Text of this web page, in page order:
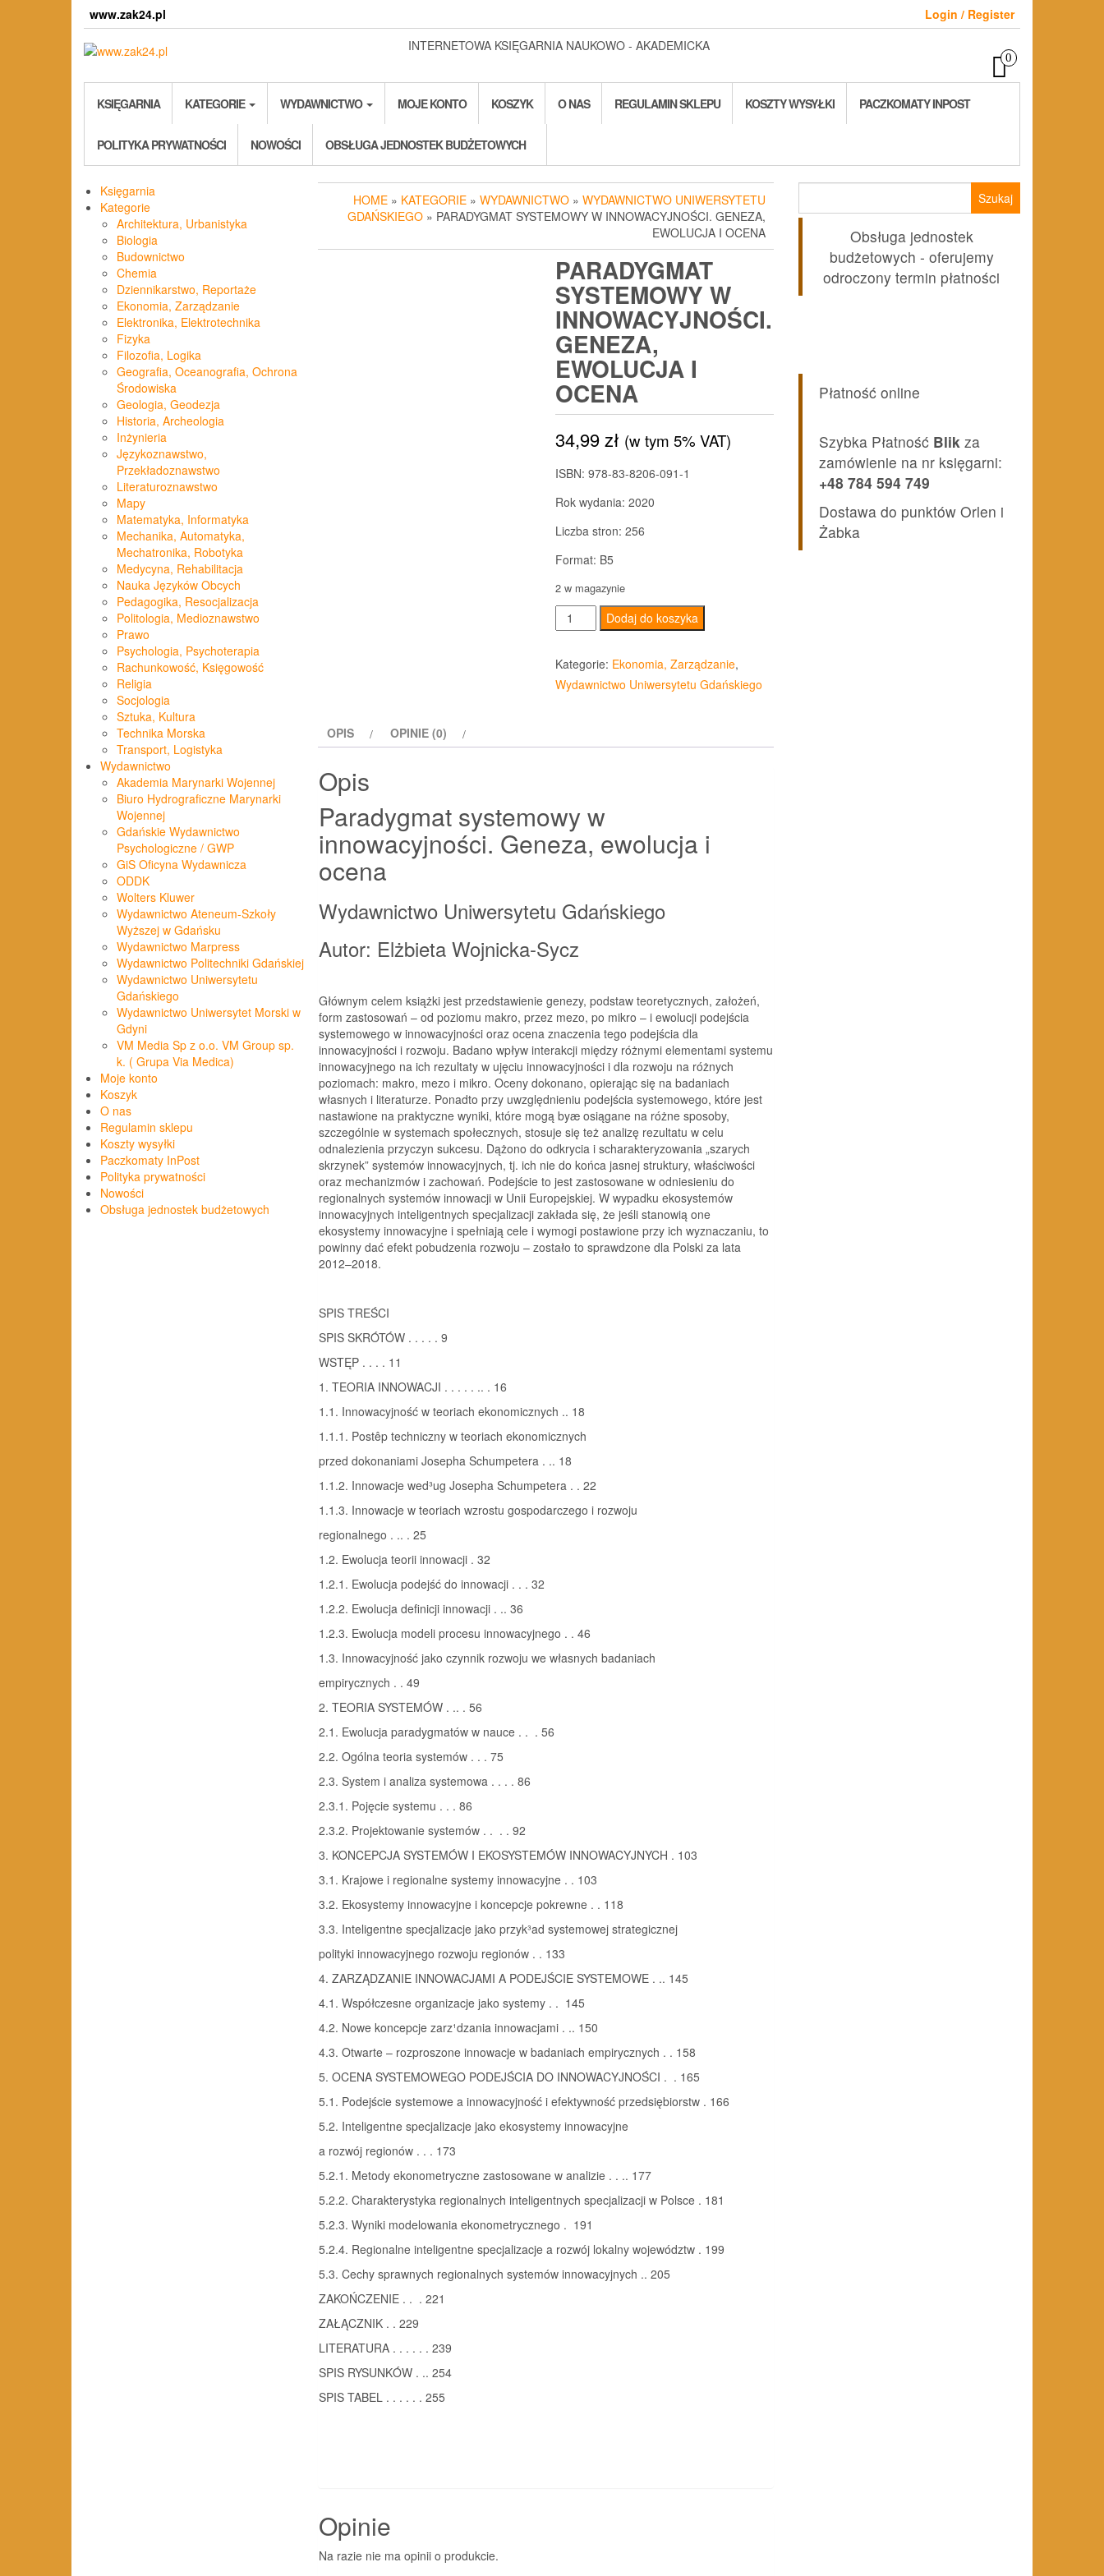
www.zak24.pl
Login / Register
INTERNETOWA KSIĘGARNIA NAUKOWO - AKADEMICKA
0
KSIĘGARNIA KATEGORIE WYDAWNICTWO MOJE KONTO KOSZYK O NAS REGULAMIN SKLEPU KOSZTY WYSYŁKI PACZKOMATY INPOST
POLITYKA PRYWATNOŚCI NOWOŚCI OBSŁUGA JEDNOSTEK BUDŻETOWYCH
Księgarnia
Kategorie
Architektura, Urbanistyka
Biologia
Budownictwo
Chemia
Dziennikarstwo, Reportaże
Ekonomia, Zarządzanie
Elektronika, Elektrotechnika
Fizyka
Filozofia, Logika
Geografia, Oceanografia, Ochrona
Środowiska
Geologia, Geodezja
Historia, Archeologia
Inżynieria
Językoznawstwo,
Przekładoznawstwo
Literaturoznawstwo
Mapy
Matematyka, Informatyka
Mechanika, Automatyka,
Mechatronika, Robotyka
Medycyna, Rehabilitacja
Nauka Języków Obcych
Pedagogika, Resocjalizacja
Politologia, Medioznawstwo
Prawo
Psychologia, Psychoterapia
Rachunkowość, Księgowość
Religia
Socjologia
Sztuka, Kultura
Technika Morska
Transport, Logistyka
Wydawnictwo
Akademia Marynarki Wojennej
Biuro Hydrograficzne Marynarki
Wojennej
Gdańskie Wydawnictwo
Psychologiczne / GWP
GiS Oficyna Wydawnicza
ODDK
Wolters Kluwer
Wydawnictwo Ateneum-Szkoły
Wyższej w Gdańsku
Wydawnictwo Marpress
Wydawnictwo Politechniki Gdańskiej
Wydawnictwo Uniwersytetu
Gdańskiego
Wydawnictwo Uniwersytet Morski w
Gdyni
VM Media Sp z o.o. VM Group sp.
k. ( Grupa Via Medica)
Moje konto
Koszyk
O nas
Regulamin sklepu
Koszty wysyłki
Paczkomaty InPost
Polityka prywatności
Nowości
Obsługa jednostek budżetowych
HOME » KATEGORIE » WYDAWNICTWO » WYDAWNICTWO UNIWERSYTETU
GDAŃSKIEGO » PARADYGMAT SYSTEMOWY W INNOWACYJNOŚCI. GENEZA,
EWOLUCJA I OCENA
PARADYGMAT
SYSTEMOWY W
INNOWACYJNOŚCI.
GENEZA,
EWOLUCJA I
OCENA
34,99zł (w tym 5% VAT)
ISBN: 978-83-8206-091-1
Rok wydania: 2020
Liczba stron: 256
Format: B5
2 w magazynie
ilość
Paradygmat
systemowy
w
innowacyjności.
Dodaj do koszyka
Kategorie: Ekonomia, Zarządzanie,
Wydawnictwo Uniwersytetu Gdańskiego
OPIS OPINIE (0)
Opis
Paradygmat systemowy w
innowacyjności. Geneza, ewolucja i
ocena
Wydawnictwo Uniwersytetu Gdańskiego
Autor: Elżbieta Wojnicka-Sycz
Głównym celem książki jest przedstawienie genezy, podstaw teoretycznych, założeń,
form zastosowań – od poziomu makro, przez mezo, po mikro – i ewolucji podejścia
systemowego w innowacyjności oraz ocena znaczenia tego podejścia dla
innowacyjności i rozwoju. Badano wpływ interakcji między różnymi elementami systemu
innowacyjnego na ich rezultaty w ujęciu innowacyjności i dla rozwoju na różnych
poziomach: makro, mezo i mikro. Oceny dokonano, opierając się na badaniach
własnych i literaturze. Ponadto przy uwzględnieniu podejścia systemowego, które jest
nastawione na praktyczne wyniki, które mogą byæ osiągane na różne sposoby,
szczególnie w systemach społecznych, stosuje się też analizę rezultatu w celu
odnalezienia przyczyn sukcesu. Dążono do odkrycia i scharakteryzowania „szarych
skrzynek” systemów innowacyjnych, tj. ich nie do końca jasnej struktury, właściwości
oraz mechanizmów i zachowań. Podejście to jest zastosowane w odniesieniu do
regionalnych systemów innowacji w Unii Europejskiej. W wypadku ekosystemów
innowacyjnych inteligentnych specjalizacji zakłada się, że jeśli stanowią one
ekosystemy innowacyjne i spełniają cele i wymogi postawione przy ich wyznaczaniu, to
powinny dać efekt pobudzenia rozwoju – zostało to sprawdzone dla Polski za lata
2012–2018.
SPIS TREŚCI
SPIS SKRÓTÓW . . . . . 9
WSTĘP . . . . 11
1. TEORIA INNOWACJI . . . . . .. . 16
1.1. Innowacyjność w teoriach ekonomicznych .. 18
1.1.1. Postêp techniczny w teoriach ekonomicznych
przed dokonaniami Josepha Schumpetera . .. 18
1.1.2. Innowacje wed³ug Josepha Schumpetera . . 22
1.1.3. Innowacje w teoriach wzrostu gospodarczego i rozwoju
regionalnego . .. . 25
1.2. Ewolucja teorii innowacji . 32
1.2.1. Ewolucja podejść do innowacji . . . 32
1.2.2. Ewolucja definicji innowacji . .. 36
1.2.3. Ewolucja modeli procesu innowacyjnego . . 46
1.3. Innowacyjność jako czynnik rozwoju we własnych badaniach
empirycznych . . 49
2. TEORIA SYSTEMÓW . .. . 56
2.1. Ewolucja paradygmatów w nauce . . . 56
2.2. Ogólna teoria systemów . . . 75
2.3. System i analiza systemowa . . . . 86
2.3.1. Pojęcie systemu . . . 86
2.3.2. Projektowanie systemów . . . . 92
3. KONCEPCJA SYSTEMÓW I EKOSYSTEMÓW INNOWACYJNYCH . 103
3.1. Krajowe i regionalne systemy innowacyjne . . 103
3.2. Ekosystemy innowacyjne i koncepcje pokrewne . . 118
3.3. Inteligentne specjalizacje jako przyk³ad systemowej strategicznej
polityki innowacyjnego rozwoju regionów . . 133
4. ZARZĄDZANIE INNOWACJAMI A PODEJŚCIE SYSTEMOWE . .. 145
4.1. Współczesne organizacje jako systemy . . 145
4.2. Nowe koncepcje zarz¹dzania innowacjami . .. 150
4.3. Otwarte – rozproszone innowacje w badaniach empirycznych . . 158
5. OCENA SYSTEMOWEGO PODEJŚCIA DO INNOWACYJNOŚCI . . 165
5.1. Podejście systemowe a innowacyjność i efektywność przedsiębiorstw . 166
5.2. Inteligentne specjalizacje jako ekosystemy innowacyjne
a rozwój regionów . . . 173
5.2.1. Metody ekonometryczne zastosowane w analizie . . .. 177
5.2.2. Charakterystyka regionalnych inteligentnych specjalizacji w Polsce . 181
5.2.3. Wyniki modelowania ekonometrycznego . 191
5.2.4. Regionalne inteligentne specjalizacje a rozwój lokalny województw . 199
5.3. Cechy sprawnych regionalnych systemów innowacyjnych .. 205
ZAKOŃCZENIE . . . 221
ZAŁĄCZNIK . . 229
LITERATURA . . . . . . 239
SPIS RYSUNKÓW . .. 254
SPIS TABEL . . . . . . 255
Opinie
Na razie nie ma opinii o produkcie.
Obsługa jednostek
budżetowych - oferujemy
odroczony termin płatności
Płatność online
Szybka Płatność Blik za
zamówienie na nr księgarni:
+48 784 594 749
Dostawa do punktów Orlen i
Żabka